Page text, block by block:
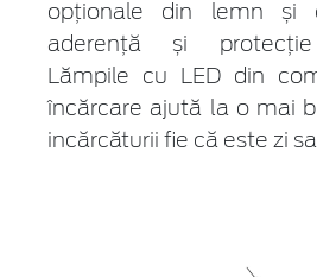
opționale din lemn și
aderență și protecție
Lămpile cu LED din
încărcare ajută la o mai
incărcăturii fie că este zi